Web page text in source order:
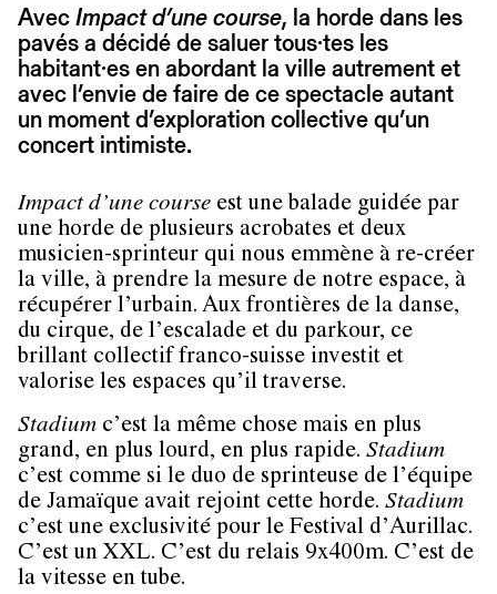
AvecImpact d’une course, la horde dans les
pavés a décidé de saluer tous·tes les
habitant·es en abordant la ville autrement et
avec l’envie de faire de ce spectacle autant
un moment d’exploration collective qu’un
concert intimiste.
Impact d’une course est une balade guidée par
une horde de plusieurs acrobates et deux
musicien-sprinteur qui nous emmène à re-créer
la ville, à prendre la mesure de notre espace, à
récupérer l’urbain. Aux frontières de la danse,
du cirque, de l’escalade et du parkour, ce
brillant collectif franco-suisse investit et
valorise les espaces qu’il traverse.
Stadium c’est la même chose mais en plus
grand, en plus lourd, en plus rapide. Stadium
c’est comme si le duo de sprinteuse de l’équipe
de Jamaïque avait rejoint cette horde. Stadium
c’est une exclusivité pour le Festival d’Aurillac.
C’est un XXL. C’est du relais 9x400m. C’est de
la vitesse en tube.